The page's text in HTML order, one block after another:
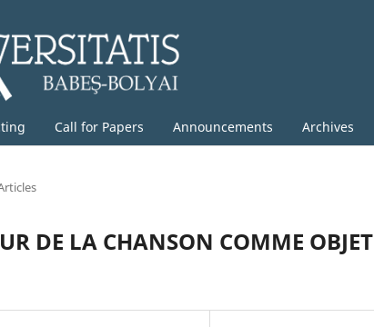
Call for Papers Announcements Archives
DE LA CHANSON COMME OBJET